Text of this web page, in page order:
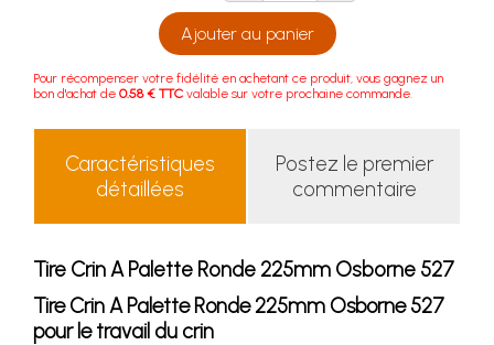
Ajouter au panier
Pour récompenser votre fidélité en achetant ce produit, vous gagnez un
bon d'achat de 0.58 € TTC valable sur votre prochaine commande.
Caractéristiques
détaillées
Postez le premier
commentaire
Tire Crin A Palette Ronde 225mm Osborne 527
Tire Crin A Palette Ronde 225mm Osborne 527
pour le travail du crin